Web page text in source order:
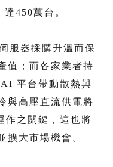
450萬台。
服器採購升溫而保
值；而各家業者持
平台帶動散熱與
與高壓直流供電將
作之關鍵，這也將
擴大市場機會。